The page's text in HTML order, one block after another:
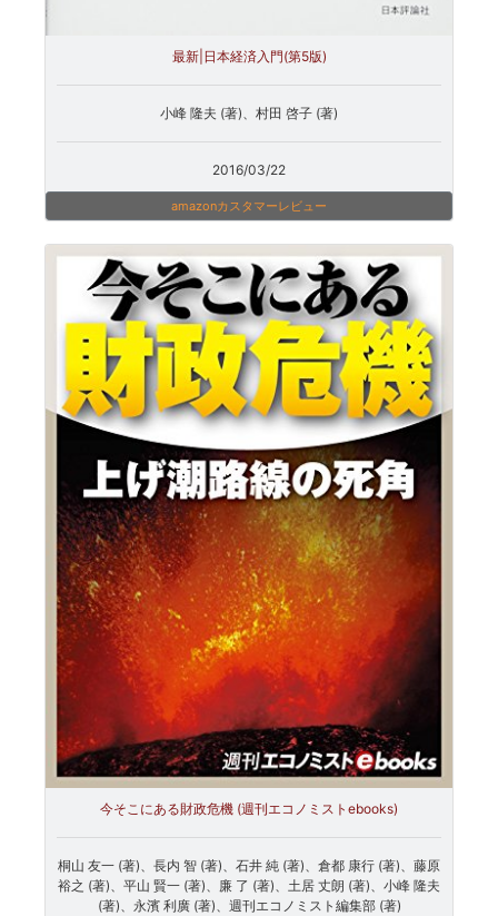
最新|日本経済入門(第5版)
小峰 隆夫 (著)、村田 啓子 (著)
2016/03/22
amazonカスタマーレビュー
今そこにある財政危機 (週刊エコノミストebooks)
桐山 友一 (著)、長内 智 (著)、石井 純 (著)、倉都 康行 (著)、藤原
裕之 (著)、平山 賢一 (著)、廉 了 (著)、土居 丈朗 (著)、小峰 隆夫
(著)、永濱 利廣 (著)、週刊エコノミスト編集部 (著)